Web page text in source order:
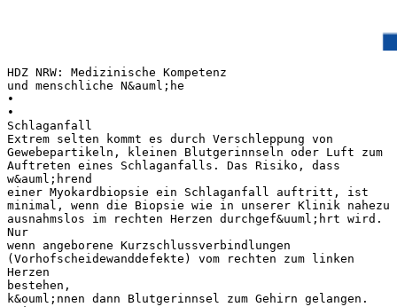
HDZ NRW: Medizinische Kompetenz
und menschliche N&auml;he
•
•
Schlaganfall
Extrem selten kommt es durch Verschleppung von
Gewebepartikeln, kleinen Blutgerinnseln oder Luft zum
Auftreten eines Schlaganfalls. Das Risiko, dass
w&auml;hrend
einer Myokardbiopsie ein Schlaganfall auftritt, ist
minimal, wenn die Biopsie wie in unserer Klinik nahezu
ausnahmslos im rechten Herzen durchgef&uuml;hrt wird.
Nur
wenn angeborene Kurzschlussverbindlungen
(Vorhofscheidewanddefekte) vom rechten zum linken
Herzen
bestehen,
k&ouml;nnen dann Blutgerinnsel zum Gehirn gelangen.